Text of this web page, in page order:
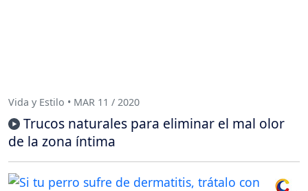
Vida y Estilo • MAR 11 / 2020
Trucos naturales para eliminar el mal olor
de la zona íntima